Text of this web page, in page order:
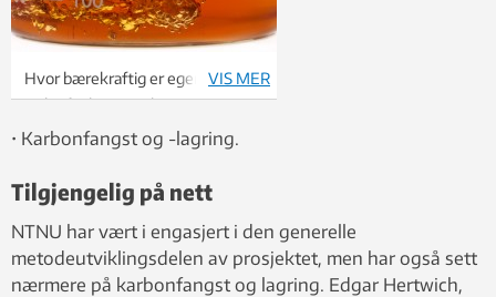
Hvor bærekraftig er egentlig bruk
av biofuel? Foto: photos.com
VIS MER
• Karbonfangst og -lagring.
Tilgjengelig på nett
NTNU har vært i engasjert i den generelle
metodeutviklingsdelen av prosjektet, men har også sett
nærmere på karbonfangst og lagring. Edgar Hertwich,